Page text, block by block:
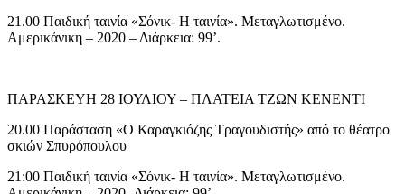
21.00 Παιδική ταινία «Σόνικ- Η ταινία». Μεταγλωτισμένο.
Αμερικάνικη – 2020 – Διάρκεια: 99’.
ΠΑΡΑΣΚΕΥΗ 28 ΙΟΥΛΙΟΥ – ΠΛΑΤΕΙΑ ΤΖΩΝ ΚΕΝΕΝΤΙ
20.00 Παράσταση «Ο Καραγκιόζης Τραγουδιστής» από το θέατρο
σκιών Σπυρόπουλου
21:00 Παιδική ταινία «Σόνικ- Η ταινία». Μεταγλωτισμένο.